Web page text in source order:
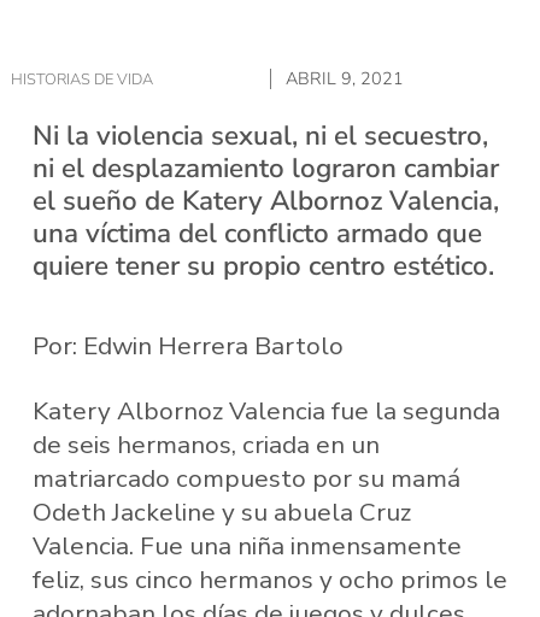
HISTORIAS DE VIDA ABRIL 9, 2021
Ni la violencia sexual, ni el secuestro,
ni el desplazamiento lograron cambiar
el sueño de Katery Albornoz Valencia,
una víctima del conflicto armado que
quiere tener su propio centro estético.
Por: Edwin Herrera Bartolo
Katery Albornoz Valencia fue la segunda
de seis hermanos, criada en un
matriarcado compuesto por su mamá
Odeth Jackeline y su abuela Cruz
Valencia. Fue una niña inmensamente
feliz, sus cinco hermanos y ocho primos le